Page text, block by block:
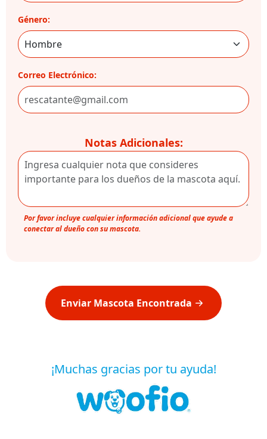
Género:
Correo Electrónico:
Notas Adicionales:
Por favor incluye cualquier información adicional que ayude a
conectar al dueño con su mascota.
Enviar Mascota Encontrada
¡Muchas gracias por tu ayuda!